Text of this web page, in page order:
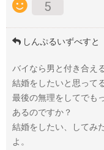
5
しんぷるいずべす
バイなら男と付き合え
結婚をしたいと思って
最後の無理をしてでも
あるのですか？
結婚をしたい、してみ
よ。